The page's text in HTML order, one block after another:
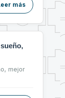
más
mejor